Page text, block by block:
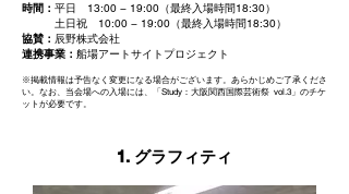
時間： 平日 13:00 − 19:00（最終入場時間18:30）
土日祝 10:00 − 19:00（最終入場時間18:30）
協賛： 辰野株式会社
連携事業： 船場アートサイトプロジェクト
※掲載情報は予告なく変更になる場合がございます。あらかじめご了承くださ
い。 なお、当会場への入場には、「Study：大阪関西国際芸術祭 vol.3」のチケ
ットが必要です。
1. グラフィティ